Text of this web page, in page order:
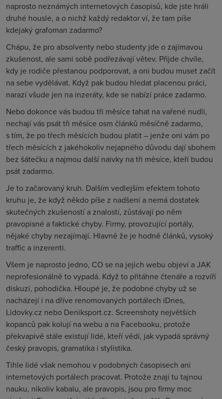
naprosto neznámých internetových časopisů, kde jste hráli
druhé housle, a o nichž každý redaktor ví, že tam píše
kdejaký grafoman zadarmo?
Chápu, že pro absolventy nebo studenty jde o zajímavou
zkušenost, ale sami sobě podřezávají větev. Přijde chvíle,
kdy je rodiče přestanou podporovat, a oni budou muset začít
na sebe vydělávat. Když pak budou hledat placenou práci,
narazí všude jen na inzeráty, kde se nabízí práce zadarmo.
Nebo dokonce vás budou tři měsíce tahat na vařené nudli,
nechají vás psát tři měsíce osm článků měsíčně zadarmo,
s tím, že po třech měsících budou platit – jenže oni vám po
třech měsících z jakéhokoliv nejapného důvodu dají sbohem
bez šátečku a najmou další naivky na tři měsíce, kteří budou
psát zadarmo.
Je to začarovaný kruh. Dalším vedlejším efektem tohoto
kruhu je, že když někdo píše z nadšení a nemá dostatek
skutečných zkušeností a znalostí, zůstávají po něm
pravopisné a faktické chyby. Firmy, provozující portály,
nějaké chyby nezajímají. Hlavně že je hodně článků, vysoký
traffic a inzerenti.
Všem je naprosto jedno, CO se na jejich webu objeví a JAK
neprofesionálně to vypadá. Když to přitáhne čtenáře a rozvíří
diskuzi, pohodička. Hloupé je, že podobné chyby už se
nacházejí i na dříve renomovaných portálech iDnes,
Lidovky.cz nebo Deniksport.cz. Screenshoty největších
kopanců pak kolují na webu a na Facebooku, protože
překvapivě stále existují lidé, kteří vědí, jak vypadá správný
český pravopis, gramatika i stylistika.
Tihle lidé však nemohou v podobných časopisech ani
internetových portálech pracovat. Protože znají tu tajnou
nauku, nikoliv kabalu, ale pravopis, jsou pro firmy moc